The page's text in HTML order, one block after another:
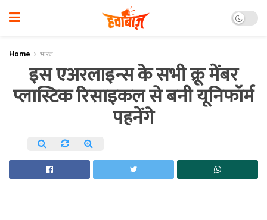
Home भारत
इस एअरलाइन्स के सभी क्रू मेंबर
प्लास्टिक रिसाइकल से बनी यूनिफॉर्म
पहनेंगे